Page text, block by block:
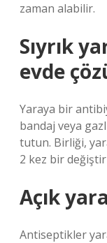
zaman alabilir.
Sıyrık
evde
Yaraya bir
bandaj veya
tutun. Birliği,
2 kez bir
Açık
Antiseptikler